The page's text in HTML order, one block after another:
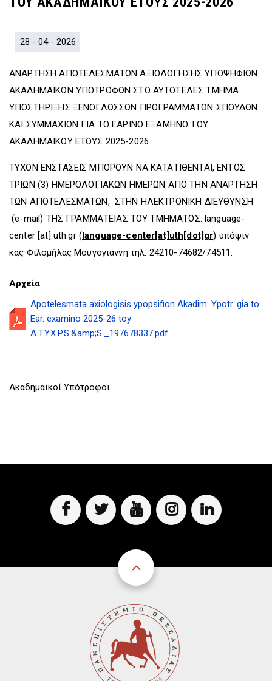
D
I
G
G
E
R
O
G
G
E
R
D
I
G
G
E
R
28 - 04 - 2026
ΑΝΑΡΤΗΣΗ ΑΠΟΤΕΛΕΣΜΑΤΩΝ ΑΞΙΟΛΟΓΗΣΗΣ ΥΠΟΨΗΦΙΩΝ
ΑΚΑΔΗΜΑΪΚΩΝ ΥΠΟΤΡΟΦΩΝ ΣΤΟ ΑΥΤΟΤΕΛΕΣ ΤΜΗΜΑ
ΥΠΟΣΤΗΡΙΞΗΣ ΞΕΝΟΓΛΩΣΣΩΝ ΠΡΟΓΡΑΜΜΑΤΩΝ ΣΠΟΥΔΩΝ
ΚΑΙ ΣΥΜΜΑΧΙΩΝ ΓΙΑ ΤΟ ΕΑΡΙΝΟ ΕΞΑΜΗΝΟ ΤΟΥ
ΑΚΑΔΗΜΑΪΚΟΥ ΕΤΟΥΣ 2025-2026.
ΤΥΧΟΝ ΕΝΣΤΑΣΕΙΣ ΜΠΟΡΟΥΝ ΝΑ ΚΑΤΑΤΙΘΕΝΤΑΙ, ΕΝΤΟΣ
ΤΡΙΩΝ (3) ΗΜΕΡΟΛΟΓΙΑΚΩΝ ΗΜΕΡΩΝ ΑΠΟ ΤΗΝ ΑΝΑΡΤΗΣΗ
ΤΩΝ ΑΠΟΤΕΛΕΣΜΑΤΩΝ, ΣΤΗΝ ΗΛΕΚΤΡΟΝΙΚΗ ΔΙΕΥΘΥΝΣΗ
(e-mail) ΤΗΣ ΓΡΑΜΜΑΤΕΙΑΣ ΤΟΥ ΤΜΗΜΑΤΟΣ: language-
center[at] uth.gr(language-center[at]uth[dot]gr) υπόψιν
κας Φιλομήλας Μουγογιάννη τηλ. 24210-74682/74511.
Αρχεία
Apotelesmata axiologisis ypopsifion Akadim. Ypotr. gia to
Ear. examino 2025-26 toy
A.T.Y.X.P.S.&amp;S._197678337.pdf
Ακαδημαϊκοί Υπότροφοι